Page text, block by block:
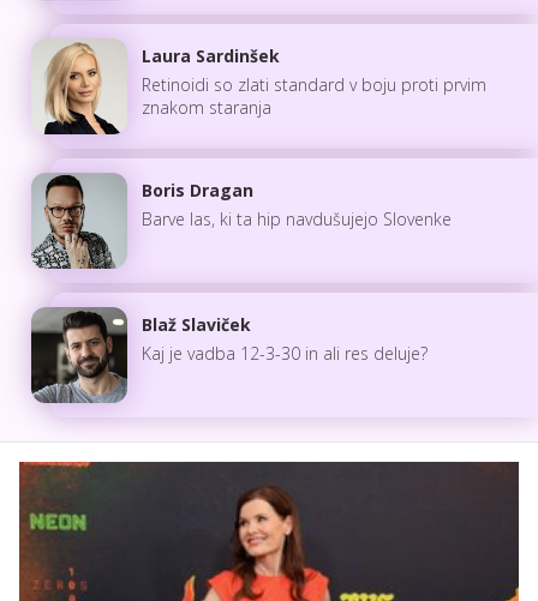
Laura Sardinšek
Retinoidi so zlati standard v boju proti prvim
znakom staranja
Boris Dragan
Barve las, ki ta hip navdušujejo Slovenke
Blaž Slaviček
Kaj je vadba 12-3-30 in ali res deluje?